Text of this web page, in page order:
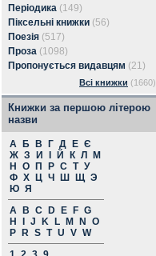
Періодика (149)
Піксельні книжки (56)
Поезія (517)
Проза (1098)
Пропонується видавцям (21)
Всі книжки (1660)
Книжки за першою літерою
назви
А Б В Г Д Е Є
Ж З И Й К Л
М
Н
О П Р С Т У
Ф Х Ц Ч Ш Щ Э
Ю Я
A
B C D E F G
H
J K L M N
O
P
R S T U V W